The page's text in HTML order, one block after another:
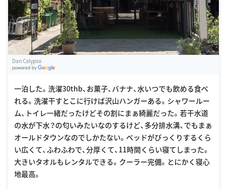
Dan Calypso
一泊した。洗濯30thb、お菓子、バナナ、水いつでも飲める食べ
れる。洗濯干すとこに行けば沢山ハンガーある。シャワールー
ム、トイレ一緒だったけどその割にまぁ綺麗だった。若干水道
の水が下水？の匂いみたいなのするけど、多分排水溝、でもまぁ
オールドタウンなのでしかたない。ベッドがびっくりするくら
い広くて、ふわふわで、分厚くて、11時間くらい寝てしまった。
大きいタオルもレンタルできる。クーラー完備。とにかく寝心
地最高。